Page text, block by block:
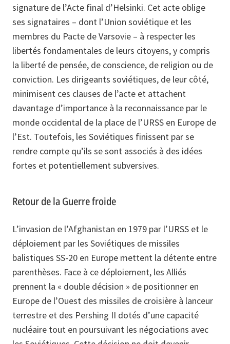
signature de l’Acte final d’Helsinki. Cet acte oblige
ses signataires – dont l’Union soviétique et les
membres du Pacte de Varsovie – à respecter les
libertés fondamentales de leurs citoyens, y compris
la liberté de pensée, de conscience, de religion ou de
conviction. Les dirigeants soviétiques, de leur côté,
minimisent ces clauses de l’acte et attachent
davantage d’importance à la reconnaissance par le
monde occidental de la place de l’URSS en Europe de
l’Est. Toutefois, les Soviétiques finissent par se
rendre compte qu’ils se sont associés à des idées
fortes et potentiellement subversives.
Retour de la Guerre froide
L’invasion de l’Afghanistan en 1979 par l’URSS et le
déploiement par les Soviétiques de missiles
balistiques SS-20 en Europe mettent la détente entre
parenthèses. Face à ce déploiement, les Alliés
prennent la « double décision » de positionner en
Europe de l’Ouest des missiles de croisière à lanceur
terrestre et des Pershing II dotés d’une capacité
nucléaire tout en poursuivant les négociations avec